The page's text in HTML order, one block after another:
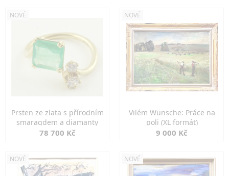
NOVÉ
Prsten ze zlata s přírodním
smaragdem a diamanty
78 700 Kč
NOVÉ
Vilém Wünsche: Práce na
poli (XL formát)
9 000 Kč
NOVÉ NOVÉ